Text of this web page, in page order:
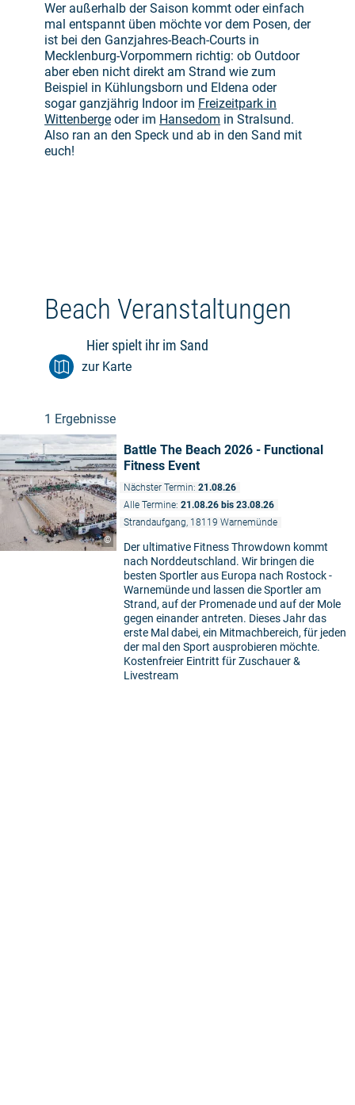
Wer außerhalb der Saison kommt oder einfach
mal entspannt üben möchte vor dem Posen, der
ist bei den Ganzjahres-Beach-Courts in
Mecklenburg-Vorpommern richtig: ob Outdoor
aber eben nicht direkt am Strand wie zum
Beispiel in Kühlungsborn und Eldena oder
sogar ganzjährig Indoor im Freizeitpark in
Wittenberge oder im Hansedom in Stralsund.
Also ran an den Speck und ab in den Sand mit
euch!
Beach Veranstaltungen
Hier spielt ihr im Sand
zur Karte
1 Ergebnisse
©
Battle The Beach 2026 - Functional
Fitness Event
Nächster Termin: 21.08.26
Alle Termine: 21.08.26 bis 23.08.26
Strandaufgang, 18119 Warnemünde
Der ultimative Fitness Throwdown kommt
nach Norddeutschland. Wir bringen die
besten Sportler aus Europa nach Rostock -
Warnemünde und lassen die Sportler am
Strand, auf der Promenade und auf der Mole
gegen einander antreten. Dieses Jahr das
erste Mal dabei, ein Mitmachbereich, für jeden
der mal den Sport ausprobieren möchte.
Kostenfreier Eintritt für Zuschauer &
Livestream